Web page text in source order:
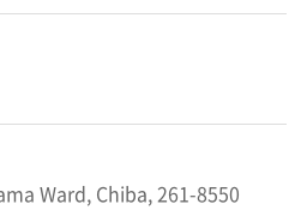
Ward, Chiba, 261-8550